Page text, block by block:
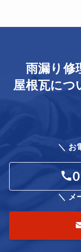
雨漏り修
屋根瓦につ
＼ お
＼ メ